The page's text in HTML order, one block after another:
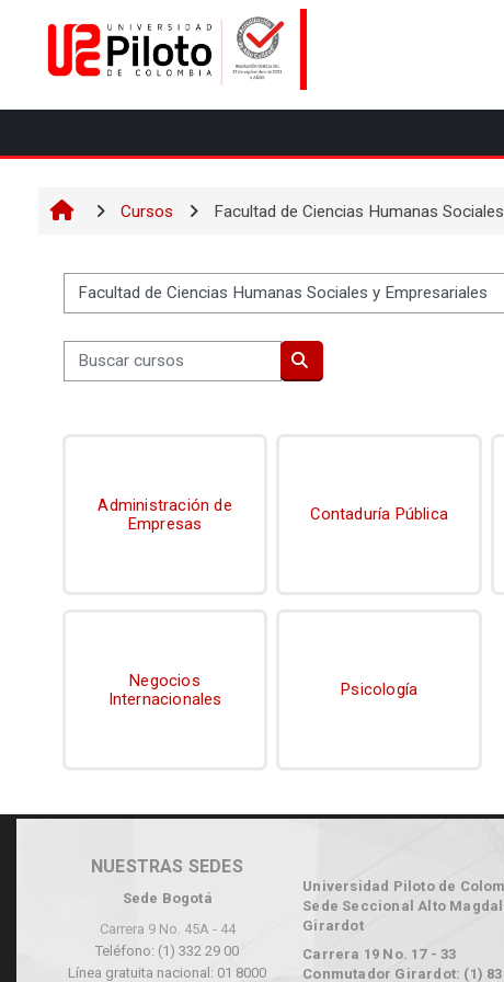
Cursos Facultad de Ciencias Humanas
Categorías
Buscar cursos
Buscar cursos
Administración de
Empresas
Contaduría Pública
Negocios
Internacionales
Psicología
NUESTRAS SEDES
Sede Bogotá
Carrera 9 No. 45A - 44
Teléfono: (1) 332 29 00
Línea gratuita nacional: 01 8000
Universidad Piloto de
Sede Seccional Alto
Girardot
Carrera 19 No. 17 - 33
Conmutador Girardot: (1)